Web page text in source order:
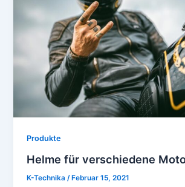
Produkte
Helme für verschiedene
K-Technika /Februar 15, 2021